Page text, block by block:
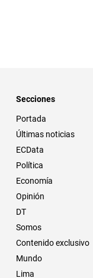
Secciones
Portada
Últimas noticias
ECData
Política
Economía
Opinión
DT
Somos
Contenido exclusivo
Mundo
Lima